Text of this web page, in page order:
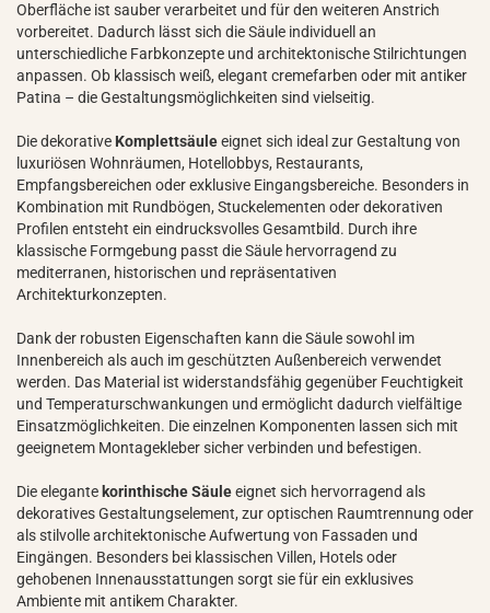
Oberfläche ist sauber verarbeitet und für den weiteren Anstrich
vorbereitet. Dadurch lässt sich die Säule individuell an
unterschiedliche Farbkonzepte und architektonische Stilrichtungen
anpassen. Ob klassisch weiß, elegant cremefarben oder mit antiker
Patina – die Gestaltungsmöglichkeiten sind vielseitig.
Die dekorative Komplettsäuleeignet sich ideal zur Gestaltung von
luxuriösen Wohnräumen, Hotellobbys, Restaurants,
Empfangsbereichen oder exklusive Eingangsbereiche. Besonders in
Kombination mit Rundbögen, Stuckelementen oder dekorativen
Profilen entsteht ein eindrucksvolles Gesamtbild. Durch ihre
klassische Formgebung passt die Säule hervorragend zu
mediterranen, historischen und repräsentativen
Architekturkonzepten.
Dank der robusten Eigenschaften kann die Säule sowohl im
Innenbereich als auch im geschützten Außenbereich verwendet
werden. Das Material ist widerstandsfähig gegenüber Feuchtigkeit
und Temperaturschwankungen und ermöglicht dadurch vielfältige
Einsatzmöglichkeiten. Die einzelnen Komponenten lassen sich mit
geeignetem Montagekleber sicher verbinden und befestigen.
Die elegante korinthische Säuleeignet sich hervorragend als
dekoratives Gestaltungselement, zur optischen Raumtrennung oder
als stilvolle architektonische Aufwertung von Fassaden und
Eingängen. Besonders bei klassischen Villen, Hotels oder
gehobenen Innenausstattungen sorgt sie für ein exklusives
Ambiente mit antikem Charakter.